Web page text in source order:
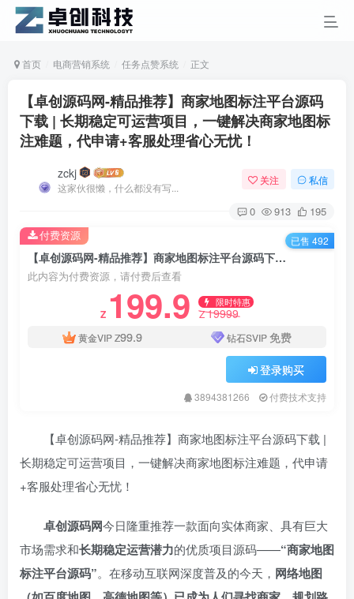
首页 电商营销系统 任务点赞系统 正文
【卓创源码网-精品推荐】商家地图标注平台源码
下载 | 长期稳定可运营项目，一键解决商家地图标
注难题，代申请+客服处理省心无忧！
zckj
这家伙很懒，什么都没有写...
关注 私信
0 913 195
【卓创源码网-精品推荐】商家地图标注平台源码下载 | 长期稳定可运营项目，一键解决商家地图标注难题，代申请+客服处理省心无忧！
此内容为付费资源，请付费后查看
Z 199.9 限时特惠
Z19999
黄金VIPZ99.9 钻石SVIP免费
登录购买
3894381266 付费技术支持
付费资源 已售 492
【卓创源码网-精品推荐】商家地图标注平台源码下载 |
长期稳定可运营项目，一键解决商家地图标注难题，代申请
+客服处理省心无忧！
卓创源码网今日隆重推荐一款面向实体商家、具有巨大
市场需求和长期稳定运营潜力的优质项目源码——​“商家地图
标注平台源码”​。在移动互联网深度普及的今天，​ 网络地图